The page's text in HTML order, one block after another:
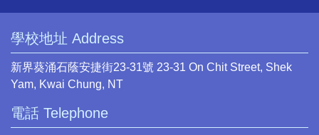
學校地址 Address
新界葵涌石蔭安捷街23-31號 23-31 On Chit Street, Shek
Yam, Kwai Chung, NT
電話 Telephone